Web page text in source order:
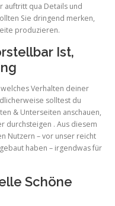
auftritt qua Details und
Sie dringend merken,
produzieren.
Ist,
Verhalten deiner
solltest du
& Unterseiten anschauen,
durchsteigen . Aus diesem
Nutzern – vor unser reicht
haben – irgendwas für
Schöne